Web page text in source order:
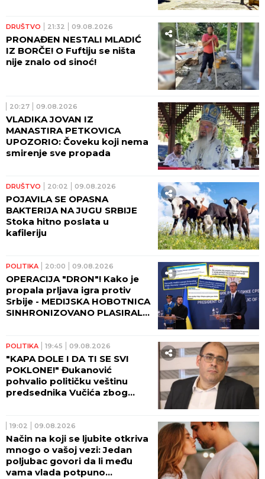
DRUŠTVO 21:32 09.08.2026
PRONAĐEN NESTALI MLADIĆ
IZ BORČE! O Fuftiju se ništa
nije znalo od sinoć!
20:27 09.08.2026
VLADIKA JOVAN IZ
MANASTIRA PETKOVICA
UPOZORIO: Čoveku koji nema
smirenje sve propada
DRUŠTVO 20:02 09.08.2026
POJAVILA SE OPASNA
BAKTERIJA NA JUGU SRBIJE
Stoka hitno poslata u
kafileriju
POLITIKA 20:00 09.08.2026
OPERACIJA "DRON"! Kako je
propala prljava igra protiv
Srbije - MEDIJSKA HOBOTNICA
SINHRONIZOVANO PLASIRALA
POLITIKA 19:45 09.08.2026
"KAPA DOLE I DA TI SE SVI
POKLONE!" Đukanović
pohvalio političku veštinu
predsednika Vučića zbog
19:02 09.08.2026
Način na koji se ljubite otkriva
mnogo o vašoj vezi: Jedan
poljubac govori da li među
vama vlada potpuno